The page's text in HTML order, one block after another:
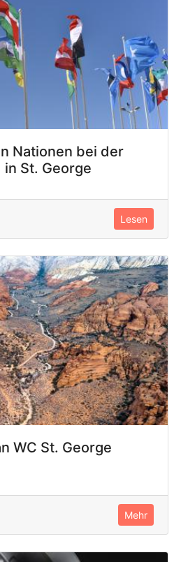
Nationen bei der
in St. George
Lesen
WC St. George
Mehr